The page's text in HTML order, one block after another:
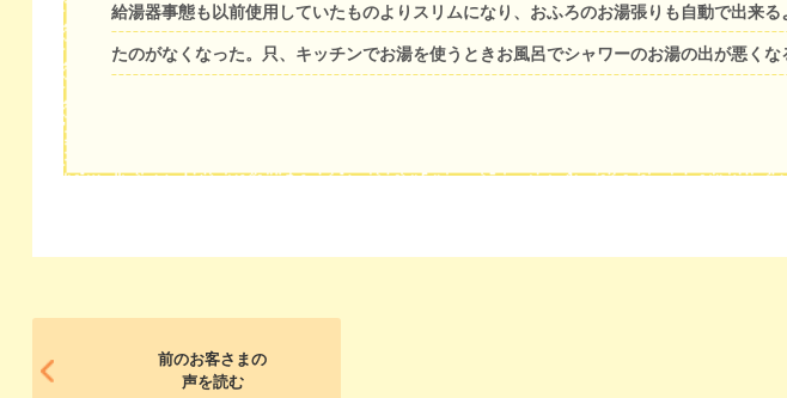
給湯器事態も以前使用していたものよりスリムになり、おふろのお湯張りも自動で出来
たのがなくなった。只、キッチンでお湯を使うときお風呂でシャワーのお湯の出が悪くな
前のお客さまの
声を読む